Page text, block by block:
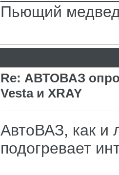
Пьющий
Re: АВТОВАЗ
Vesta и XRAY
АвтоВАЗ, как и
подогревает